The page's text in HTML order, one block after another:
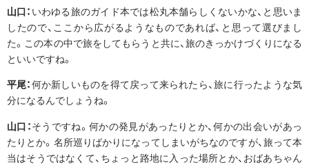
山口： いわゆる旅のガイド本では松丸本舗らしくないかな、と思いま
したので、ここから広がるようなものであれば、と思って選びまし
た。この本の中で旅をしてもらうと共に、旅のきっかけづくりになる
といいですね。
平尾：何か新しいものを得て戻って来られたら、旅に行ったような気
分になるんでしょうね。
山口：そうですね。何かの発見があったりとか、何かの出会いがあっ
たりとか。名所巡りばかりになってしまいがちなのですが、旅って本
当はそうではなくて、ちょっと路地に入った場所とか、おばあちゃん